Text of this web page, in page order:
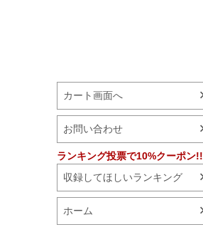
カート画面へ
お問い合わせ
ランキング投票で10%クーポン!!
収録してほしいランキング
ホーム